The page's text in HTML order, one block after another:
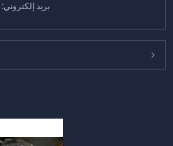
بريد إلكتروني: